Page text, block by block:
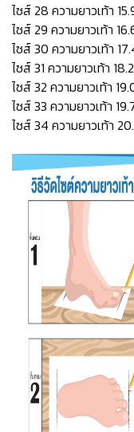
ไซส์ 28 ความยาวเท้า
ไซส์ 29 ความยาวเท้า
ไซส์ 30 ความยาวเท้า
ไซส์ 31 ความยาวเท้า
ไซส์ 32 ความยาวเท้า
ไซส์ 33 ความยาวเท้า
ไซส์ 34 ความยาวเท้า